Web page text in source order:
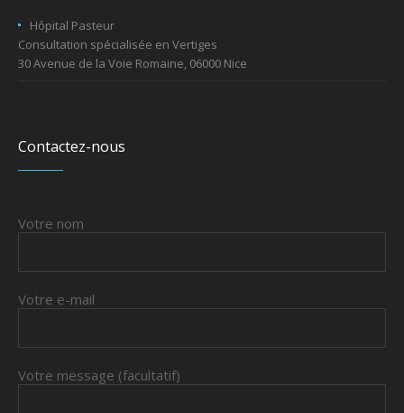
Hôpital Pasteur
Consultation spécialisée en Vertiges
30 Avenue de la Voie Romaine, 06000 Nice
Contactez-nous
Votre nom
Votre e-mail
Votre message (facultatif)